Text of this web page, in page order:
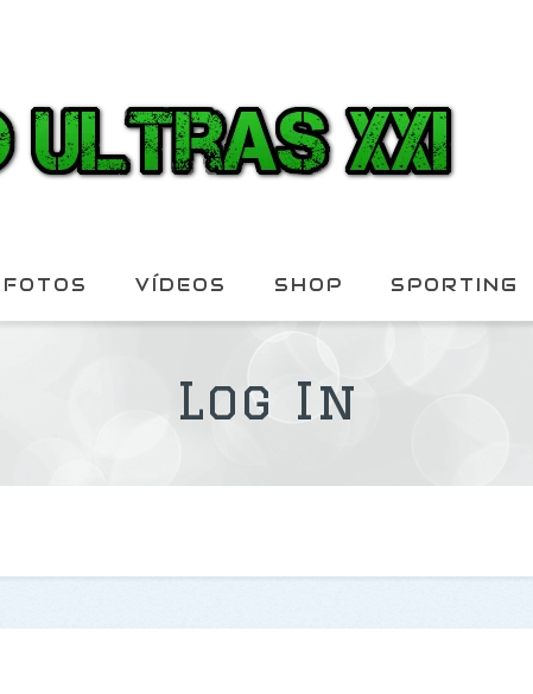
FOTOS VÍDEOS SHOP SPORTING
Log In